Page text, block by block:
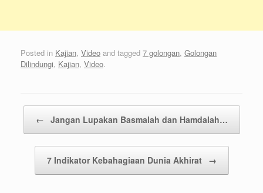
Posted in Kajian, Video and tagged 7 golongan, Golongan
Dilindungi, Kajian, Video.
← Jangan Lupakan Basmalah dan Hamdalah…
7 Indikator Kebahagiaan Dunia Akhirat →